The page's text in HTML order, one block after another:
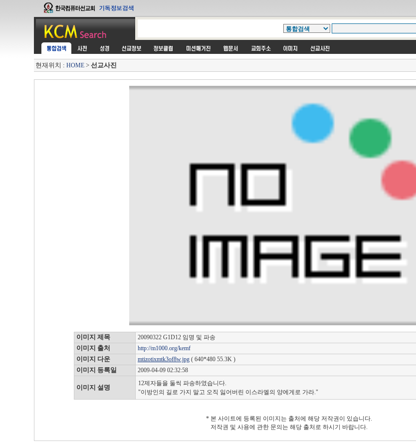
현재위치 : HOME> 선교사진
이미지 제목 20090322 G1D12 임명 및 파송
이미지 출처 http://m1000.org/kemf
이미지 다운 mtizotixmtk3of8w.jpg ( 640*480 55.3K )
이미지 등록일 2009-04-09 02:32:58
이미지 설명
12제자들을 둘씩 파송하였습니다.
"이방인의 길로 가지 말고 오직 잃어버린 이스라엘의 양에게로 가라."
* 본 사이트에 등록된 이미지는 출처에 해당 저작권이 있습니다.
저작권 및 사용에 관한 문의는 해당 출처로 하시기 바랍니다.